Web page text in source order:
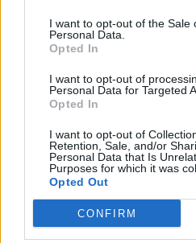
I want to opt-out of the Sale
Personal Data.
Opted In
I want to opt-out of
Personal Data for Targeted
Opted In
I want to opt-out of
Retention, Sale, and/or
Personal Data that Is
Purposes for which it was
Opted Out
CONFIRM
Capacita Jovem de
jovens ao mundo do